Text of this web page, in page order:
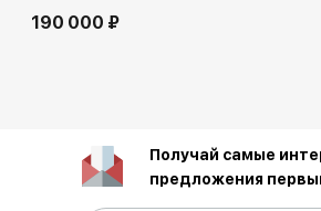
190 000 ₽
Получай самые
предложения